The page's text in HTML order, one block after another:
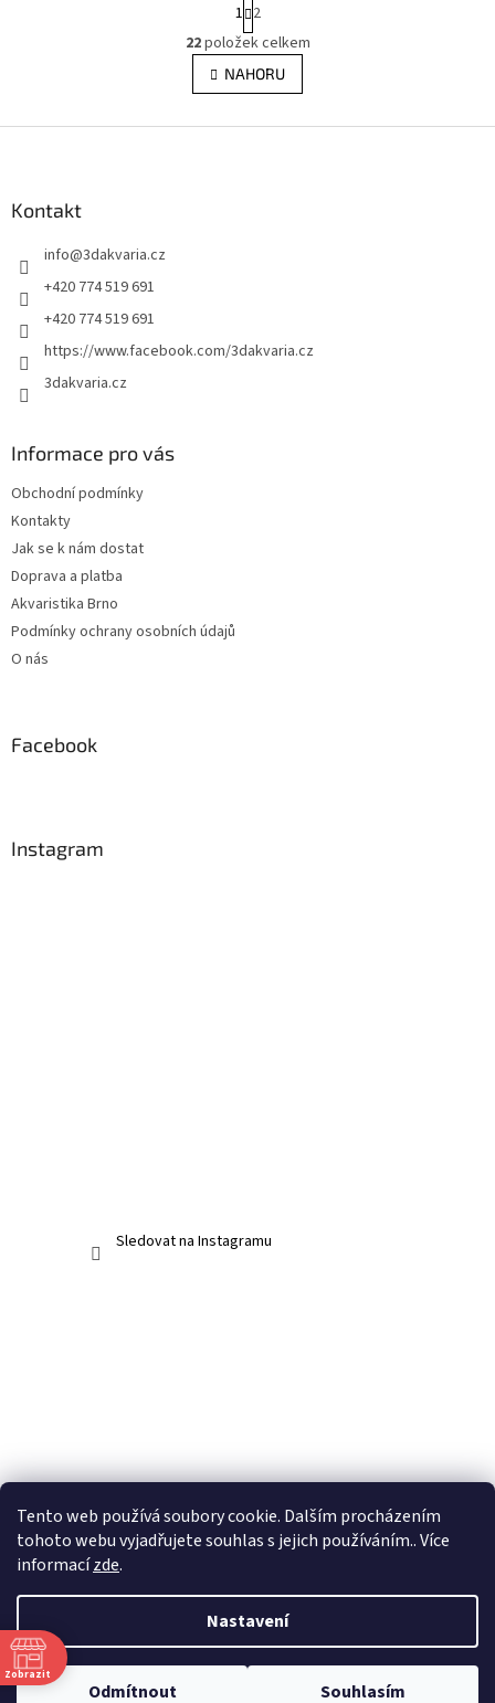
Tento web používá soubory cookie. Dalším procházením
tohoto webu vyjadřujete souhlas s jejich používáním.. Více
informacízde.
Nastavení
Odmítnout Souhlasím
O
v
l
ý
t
r
á
n
k
v
1 2
22položek celkem
NAHORU
Kontakt
info@3dakvaria.cz
+420 774 519 691
+420 774 519 691
https://www.facebook.com/3dakvaria.cz
3dakvaria.cz
Informace pro vás
Obchodní podmínky
Kontakty
Jak se k nám dostat
Doprava a platba
Akvaristika Brno
Podmínky ochrany osobních údajů
O nás
Facebook
Instagram
Sledovat na Instagramu
Vytvořil Shoptet
Copyright 20263Dakvaria.cz . Všechna práva vyhrazena.
Zobrazit